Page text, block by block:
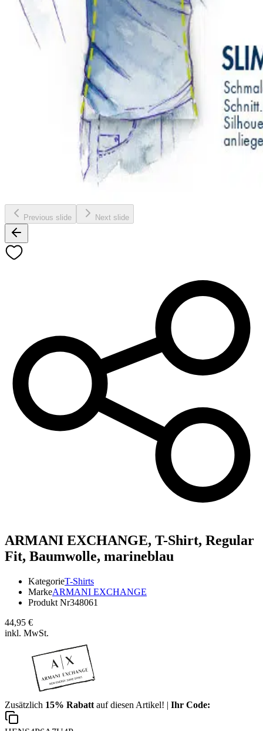
Previous slide Next slide
ARMANI EXCHANGE, T-Shirt, Regular
Fit, Baumwolle, marineblau
KategorieT-Shirts
MarkeARMANI EXCHANGE
Produkt Nr348061
44,95 €
inkl. MwSt.
Zusätzlich 15% Rabatt auf diesen Artikel! | Ihr Code: